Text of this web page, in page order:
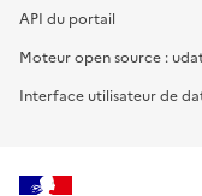
API du portail
Moteur open source :
Interface utilisateur de